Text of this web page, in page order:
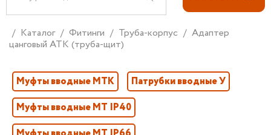
Каталог Фитинги Труба-корпус
Адаптер
цанговый АТК (труба-щит)
Муфты вводные МТК
Патрубки вводные У
Муфты вводные МТ IP40